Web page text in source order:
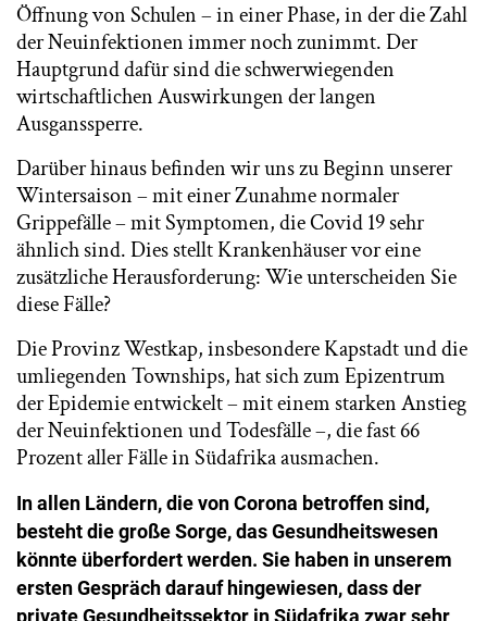
Öffnung von Schulen – in einer Phase, in der die Zahl
der Neuinfektionen immer noch zunimmt. Der
Hauptgrund dafür sind die schwerwiegenden
wirtschaftlichen Auswirkungen der langen
Ausganssperre.
Darüber hinaus befinden wir uns zu Beginn unserer
Wintersaison – mit einer Zunahme normaler
Grippefälle – mit Symptomen, die Covid 19 sehr
ähnlich sind. Dies stellt Krankenhäuser vor eine
zusätzliche Herausforderung: Wie unterscheiden Sie
diese Fälle?
Die Provinz Westkap, insbesondere Kapstadt und die
umliegenden Townships, hat sich zum Epizentrum
der Epidemie entwickelt – mit einem starken Anstieg
der Neuinfektionen und Todesfälle –, die fast 66
Prozent aller Fälle in Südafrika ausmachen.
In allen Ländern, die von Corona betroffen sind,
besteht die große Sorge, das Gesundheitswesen
könnte überfordert werden. Sie haben in unserem
ersten Gespräch darauf hingewiesen, dass der
private Gesundheitssektor in Südafrika zwar sehr